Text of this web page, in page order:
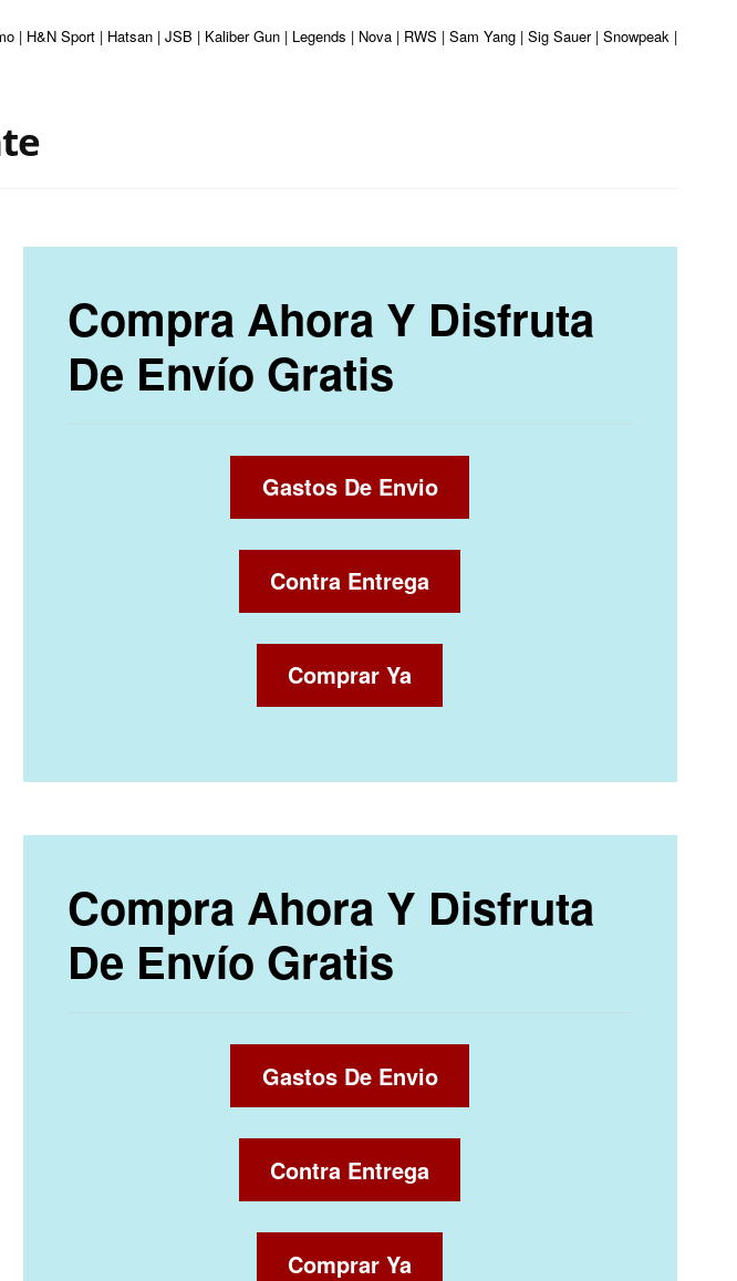
Sport | Hatsan | JSB | Kaliber Gun | Legends | Nova | RWS | Sam Yang | Sig Sauer | Snowpeak | Umarex |
Compra Ahora Y Disfruta
De Envío Gratis
Gastos De Envio
Contra Entrega
Comprar Ya
Compra Ahora Y Disfruta
De Envío Gratis
Gastos De Envio
Contra Entrega
Comprar Ya